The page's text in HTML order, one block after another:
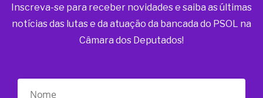
Inscreva-se para receber novidades e saiba as últimas
notícias das lutas e da atuação da bancada do PSOL na
Câmara dos Deputados!